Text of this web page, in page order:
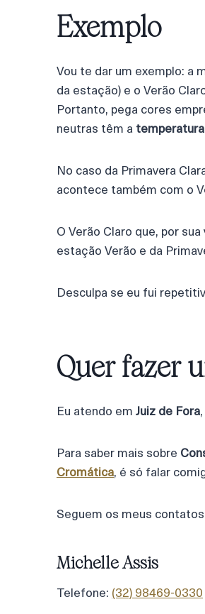
Exemplo
Vou te dar um exemplo: a
da estação) e o Verão
Portanto, pega cores
neutras têm a temperatura
No caso da Primavera
acontece também com o
O Verão Claro que, por
estação Verão e da
Desculpa se eu fui
Quer fazer
Eu atendo em Juiz de Fora
Para saber mais sobre
Cromática, é só falar
Seguem os meus
Michelle Assis
Telefone: (32) 98469-0330